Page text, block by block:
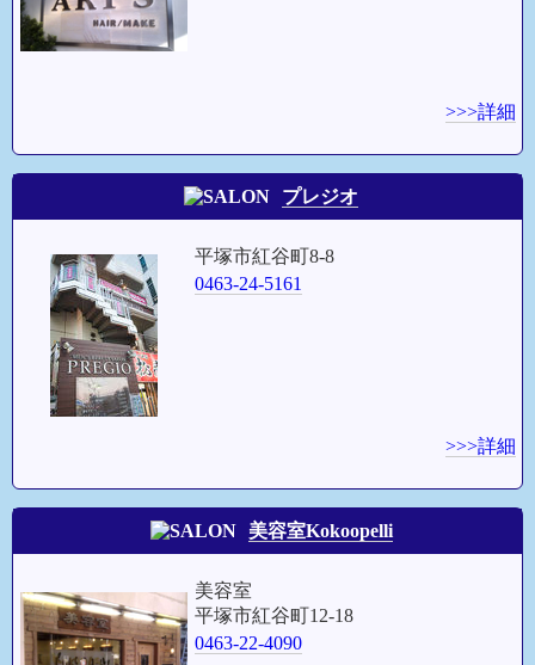
>>>詳細
プレジオ
平塚市紅谷町8-8
0463-24-5161
>>>詳細
美容室Kokoopelli
美容室
平塚市紅谷町12-18
0463-22-4090